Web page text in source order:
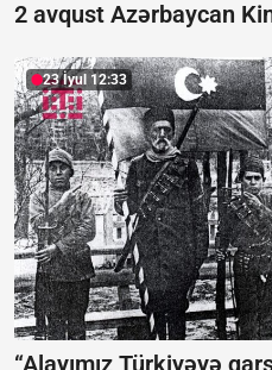
2 avqust Azərbaycan
23 İyul 12:33
“Alayımız Türkiyəyə